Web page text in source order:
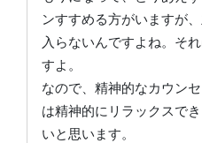
ンすすめる方がいますが
入らないんですよね。そ
すよ。
なので、精神的なカウン
は精神的にリラックスで
いと思います。